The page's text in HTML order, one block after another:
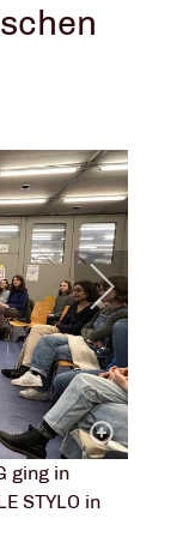
ging in
STYLO in